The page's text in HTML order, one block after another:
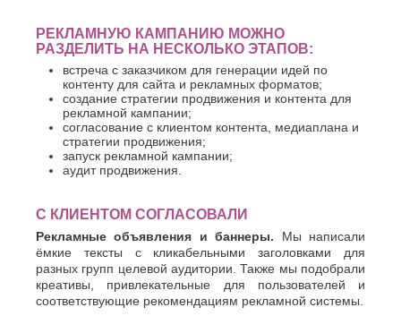
Екатеринбург
Елец
Жуковский
Златоуст
Иваново
Ижевск
Й
Йошкар-
Ола
Салават
Санкт-
Петербург
Саранск
Сарапул
Саратов
Севастополь
Серпухов
Симферополь
Смоленск
Сочи
Ставрополь
Старый
РЕКЛАМНУЮ КАМПАНИЮ МОЖНО
РАЗДЕЛИТЬ НА НЕСКОЛЬКО ЭТАПОВ:
встреча с заказчиком для генерации идей по
контенту для сайта и рекламных форматов;
создание стратегии продвижения и контента для
рекламной кампании;
согласование с клиентом контента, медиаплана и
стратегии продвижения;
запуск рекламной кампании;
аудит продвижения.
С КЛИЕНТОМ СОГЛАСОВАЛИ
Рекламные объявления и баннеры. Мы написали
ёмкие тексты с кликабельными заголовками для
разных групп целевой аудитории. Также мы подобрали
креативы, привлекательные для пользователей и
соответствующие рекомендациям рекламной системы.